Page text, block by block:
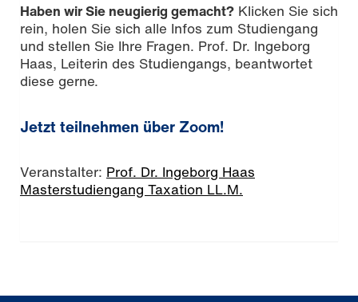
Haben wir Sie neugierig gemacht? Klicken Sie sich
rein, holen Sie sich alle Infos zum Studiengang
und stellen Sie Ihre Fragen. Prof. Dr. Ingeborg
Haas, Leiterin des Studiengangs, beantwortet
diese gerne.
Jetzt teilnehmen über Zoom!
Veranstalter: Prof. Dr. Ingeborg Haas
Masterstudiengang Taxation LL.M.